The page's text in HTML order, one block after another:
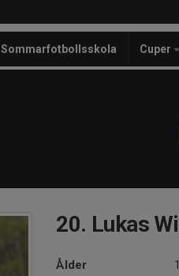
Sommarfotbollsskola Cuper
20. Lukas
Ålder